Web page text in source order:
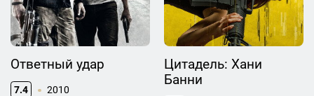
Ответный удар
7.4 2010
Цитадель: Хани
Банни